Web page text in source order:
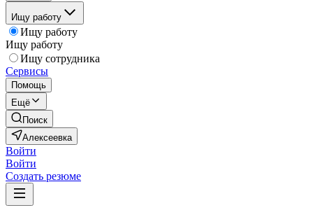
Ищу работу
Ищу работу
Ищу работу
Ищу сотрудника
Сервисы
Помощь
Ещё
Поиск
Алексеевка
Войти
Войти
Создать резюме